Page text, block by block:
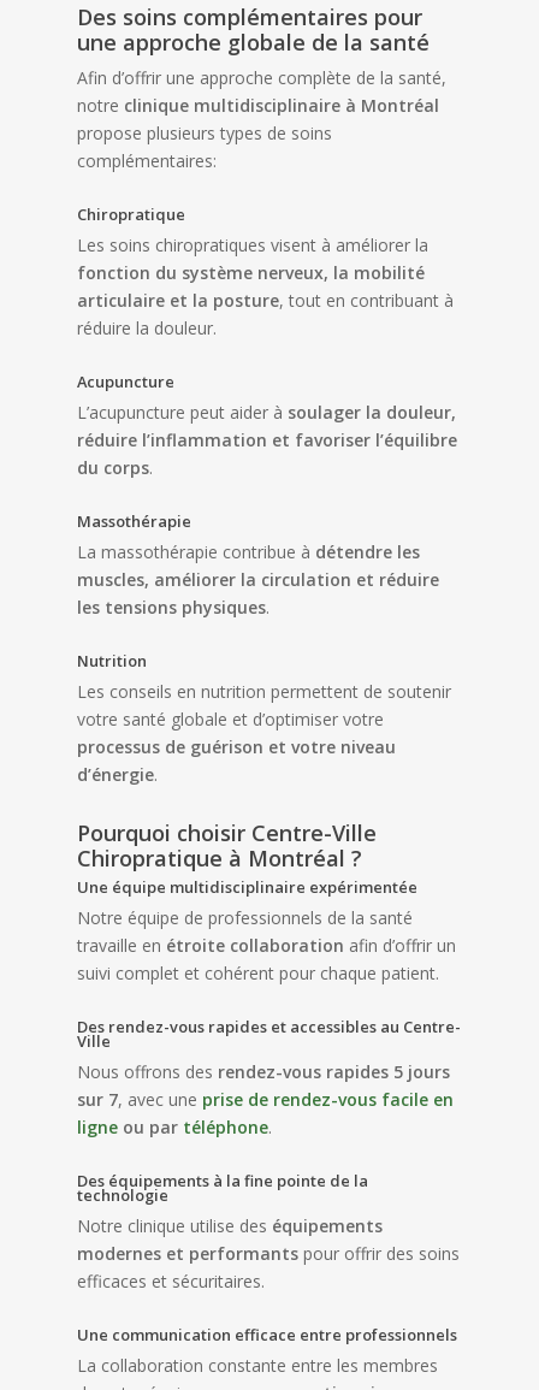
Des soins complémentaires pour
une approche globale de la santé
Afin d’offrir une approche complète de la santé,
notre clinique multidisciplinaire à Montréal
propose plusieurs types de soins
complémentaires:
Chiropratique
Les soins chiropratiques visent à améliorer la
fonction du système nerveux, la mobilité
articulaire et la posture, tout en contribuant à
réduire la douleur.
Acupuncture
L’acupuncture peut aider à soulager la douleur,
réduire l’inflammation et favoriser l’équilibre
du corps.
Massothérapie
La massothérapie contribue à détendre les
muscles, améliorer la circulation et réduire
les tensions physiques.
Nutrition
Les conseils en nutrition permettent de soutenir
votre santé globale et d’optimiser votre
processus de guérison et votre niveau
d’énergie.
Pourquoi choisir Centre-Ville
Chiropratique à Montréal ?
Une équipe multidisciplinaire expérimentée
Notre équipe de professionnels de la santé
travaille en étroite collaboration afin d’offrir un
suivi complet et cohérent pour chaque patient.
Des rendez-vous rapides et accessibles au Centre-
Ville
Nous offrons des rendez-vous rapides 5 jours
sur 7, avec une prise de rendez-vous facile en
ligne ou par téléphone.
Des équipements à la fine pointe de la
technologie
Notre clinique utilise des équipements
modernes et performants pour offrir des soins
efficaces et sécuritaires.
Une communication efficace entre professionnels
La collaboration constante entre les membres